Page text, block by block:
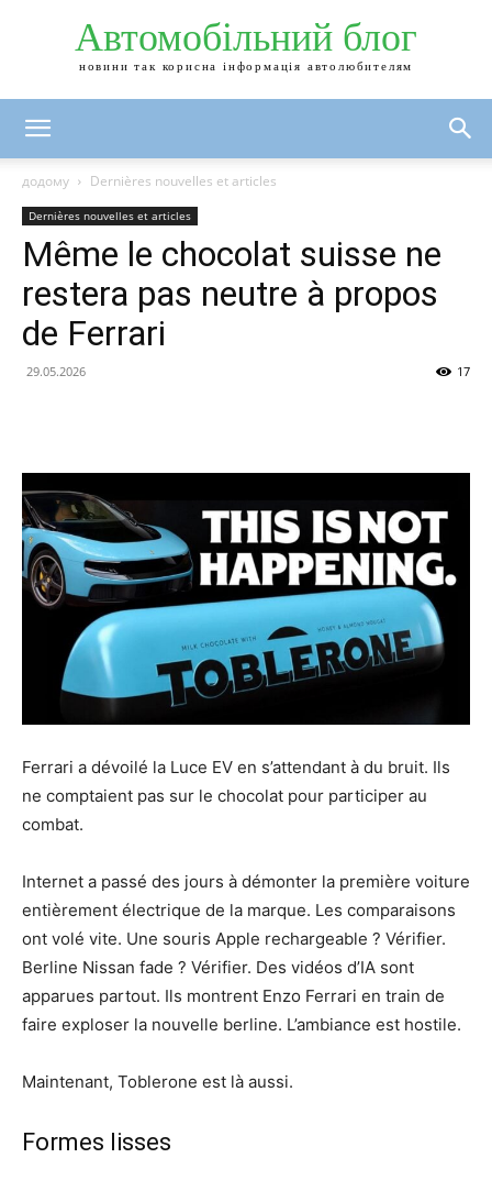
Автомобільний блог
новини так корисна інформація автолюбителям
додому Dernières nouvelles et articles
Dernières nouvelles et articles
Même le chocolat suisse ne
restera pas neutre à propos
de Ferrari
29.05.2026 17
Ferrari a dévoilé la Luce EV en s’attendant à du bruit. Ils
ne comptaient pas sur le chocolat pour participer au
combat.
Internet a passé des jours à démonter la première voiture
entièrement électrique de la marque. Les comparaisons
ont volé vite. Une souris Apple rechargeable ? Vérifier.
Berline Nissan fade ? Vérifier. Des vidéos d’IA sont
apparues partout. Ils montrent Enzo Ferrari en train de
faire exploser la nouvelle berline. L’ambiance est hostile.
Maintenant, Toblerone est là aussi.
Formes lisses